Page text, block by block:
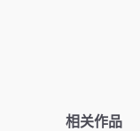
相关作品